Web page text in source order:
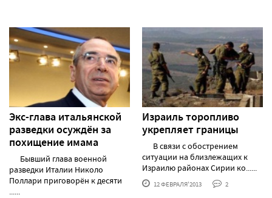
Экс-глава итальянской
разведки осуждён за
похищение имама
Бывший глава военной
разведки Италии Николо
Поллари приговорён к десяти
......
Израиль торопливо
укрепляет границы
В связи с обострением
ситуации на близлежащих к
Израилю районах Сирии ко......
12 ФЕВРАЛЯ'2013 2